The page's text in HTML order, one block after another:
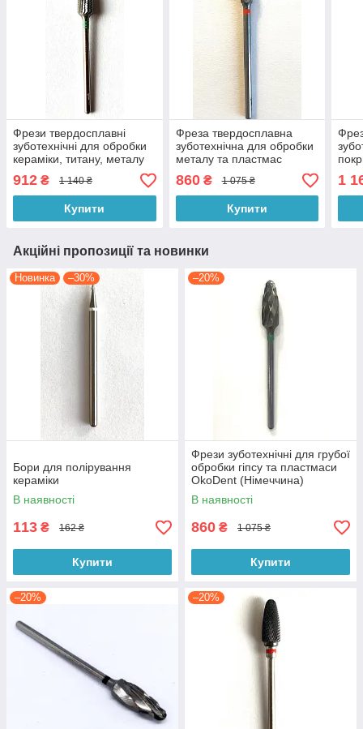
Фрези твердосплавні
зуботехнічні для обробки
кераміки, титану, металу
Oko Dent (Німеччина)
912 ₴ 1 140 ₴
Купити
Фреза твердосплавна
зуботехнічна для обробки
металу та пластмас
OkoDent (Німеччина)
860₴ 1 075 ₴
Купити
1
Акційні пропозиції та новинки
Новинка –30%
Бори для полірування
кераміки
В наявності
113 ₴ 162 ₴
Купити
–20%
Фрези зуботехнічні для грубої
обробки гіпсу та пластмаси
OkoDent (Німеччина)
В наявності
860 ₴ 1 075 ₴
Купити
–20% –20%